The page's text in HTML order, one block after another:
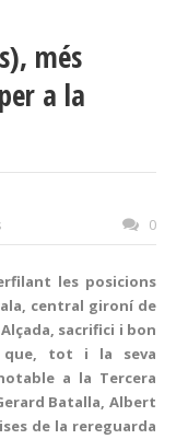
més
a la
0
les posicions
central gironí de
sacrifici i bon
que, tot i la seva
a la Tercera
Batalla, Albert
de la rereguarda